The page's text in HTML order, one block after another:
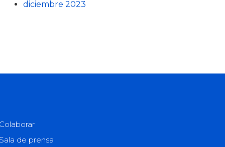
diciembre 2023
de prensa